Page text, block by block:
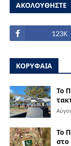
ΑΚΟΛΟΥΘΗΣΤΕ
123Κ
ΚΟΡΥΦΑΙΑ
Το
Το
στο